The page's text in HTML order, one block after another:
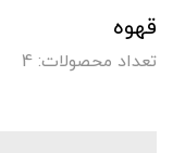
قهوه
تعداد محصولات: 4